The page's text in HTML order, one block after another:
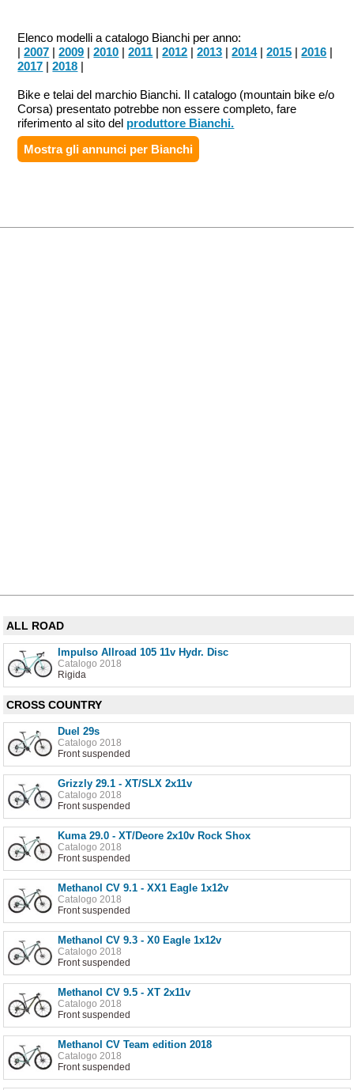
Elenco modelli a catalogo Bianchi per anno:
|2007 |2009 |2010 |2011 |2012 |2013 |2014|2015 |2016 |
2017 |2018 |
Bike e telai del marchio Bianchi. Il catalogo (mountain bike e/o
Corsa) presentato potrebbe non essere completo, fare
riferimento al sito del produttore Bianchi.
Mostra gli annunci per Bianchi
ALL ROAD
Impulso Allroad 105 11v Hydr. Disc
Catalogo 2018
Rigida
CROSS COUNTRY
Duel 29s
Catalogo 2018
Front suspended
Grizzly 29.1 - XT/SLX 2x11v
Catalogo 2018
Front suspended
Kuma 29.0 - XT/Deore 2x10v Rock Shox
Catalogo 2018
Front suspended
Methanol CV 9.1 - XX1 Eagle 1x12v
Catalogo 2018
Front suspended
Methanol CV 9.3 - X0 Eagle 1x12v
Catalogo 2018
Front suspended
Methanol CV 9.5 - XT 2x11v
Catalogo 2018
Front suspended
Methanol CV Team edition 2018
Catalogo 2018
Front suspended